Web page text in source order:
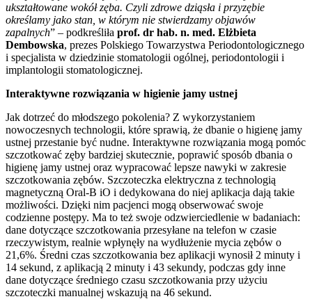
ukształtowane wokół zęba. Czyli zdrowe dziąsła i przyzębie
określamy jako stan, w którym nie stwierdzamy objawów
zapalnych” – podkreśliła prof. dr hab. n. med. Elżbieta
Dembowska, prezes Polskiego Towarzystwa Periodontologicznego
i specjalista w dziedzinie stomatologii ogólnej, periodontologii i
implantologii stomatologicznej.
Interaktywne rozwiązania w higienie jamy ustnej
Jak dotrzeć do młodszego pokolenia? Z wykorzystaniem
nowoczesnych technologii, które sprawią, że dbanie o higienę jamy
ustnej przestanie być nudne. Interaktywne rozwiązania mogą pomóc
szczotkować zęby bardziej skutecznie, poprawić sposób dbania o
higienę jamy ustnej oraz wypracować lepsze nawyki w zakresie
szczotkowania zębów. Szczoteczka elektryczna z technologią
magnetyczną Oral-B iO i dedykowana do niej aplikacja dają takie
możliwości. Dzięki nim pacjenci mogą obserwować swoje
codzienne postępy. Ma to też swoje odzwierciedlenie w badaniach:
dane dotyczące szczotkowania przesyłane na telefon w czasie
rzeczywistym, realnie wpłynęły na wydłużenie mycia zębów o
21,6%. Średni czas szczotkowania bez aplikacji wynosił 2 minuty i
14 sekund, z aplikacją 2 minuty i 43 sekundy, podczas gdy inne
dane dotyczące średniego czasu szczotkowania przy użyciu
szczoteczki manualnej wskazują na 46 sekund.